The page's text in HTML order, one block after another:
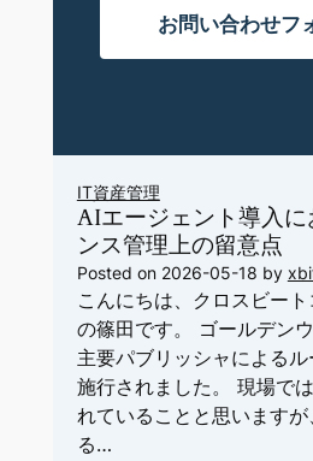
お問い合わせフ
IT資産管理
AIエージェント導入に
ンス管理上の留意点
Posted on 2026-05-18 by
こんにちは、クロスビー
の篠田です。 ゴールデン
主要パブリッシャによる
施行されました。 現場で
れていることと思います
る…